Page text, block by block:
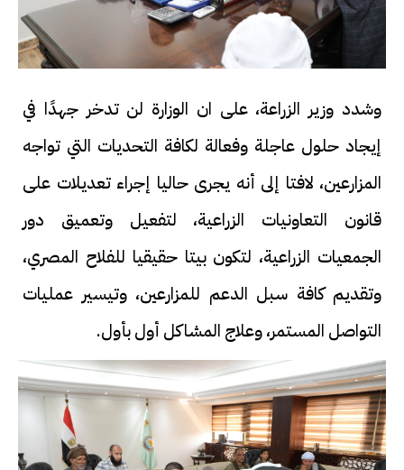
وشدد وزير الزراعة، على ان الوزارة لن تدخر جهدًا في
إيجاد حلول عاجلة وفعالة لكافة التحديات التي تواجه
المزارعين، لافتا إلى أنه يجرى حاليا إجراء تعديلات على
قانون التعاونيات الزراعية، لتفعيل وتعميق دور
الجمعيات الزراعية، لتكون بيتا حقيقيا للفلاح المصري،
وتقديم كافة سبل الدعم للمزارعين، وتيسير عمليات
التواصل المستمر، وعلاج المشاكل أول بأول.